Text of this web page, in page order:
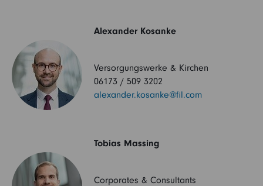
Alexander Kosanke
Versorgungswerke & Kirchen
06173 / 509 3202
alexander.kosanke@fil.com
Tobias Massing
Corporates & Consultants